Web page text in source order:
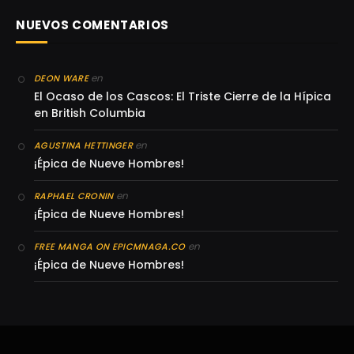
NUEVOS COMENTARIOS
DEON WAREen
El Ocaso de los Cascos: El Triste Cierre de la Hípica
en British Columbia
AGUSTINA HETTINGERen
¡Épica de Nueve Hombres!
RAPHAEL CRONINen
¡Épica de Nueve Hombres!
FREE MANGA ON EPICMNAGA.COen
¡Épica de Nueve Hombres!